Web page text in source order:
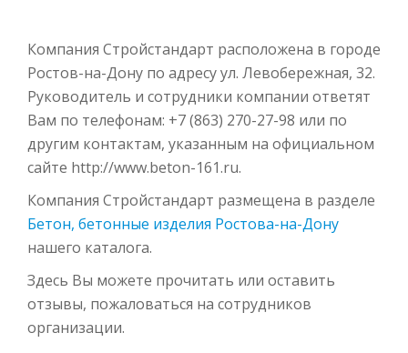
Компания Стройстандарт расположена в городе
Ростов-на-Дону по адресу ул. Левобережная, 32.
Руководитель и сотрудники компании ответят
Вам по телефонам: +7 (863) 270-27-98 или по
другим контактам, указанным на официальном
сайте http://www.beton-161.ru.
Компания Стройстандарт размещена в разделе
Бетон, бетонные изделия Ростова-на-Дону
нашего каталога.
Здесь Вы можете прочитать или оставить
отзывы, пожаловаться на сотрудников
организации.